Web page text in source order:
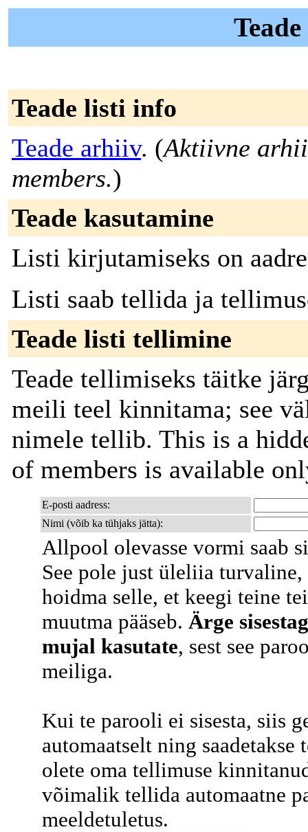
Teade listi info
Teade arhiiv. (Aktiivne
members.)
Teade kasutamine
Listi kirjutamiseks on
Listi saab tellida ja
Teade listi tellimine
Teade tellimiseks täitke
meili teel kinnitama; see
nimele tellib. This is a
of members is available
E-posti aadress:
Nimi (võib ka tühjaks jätta):
Allpool olevasse vormi saab
See pole just üleliia turvaline,
hoidma selle, et keegi teine
muutma pääseb. Ärge
mujal kasutate, sest see
meiliga.
Kui te parooli ei sisesta, siis
automaatselt ning
olete oma tellimuse
võimalik tellida automaatne
meeldetuletus.